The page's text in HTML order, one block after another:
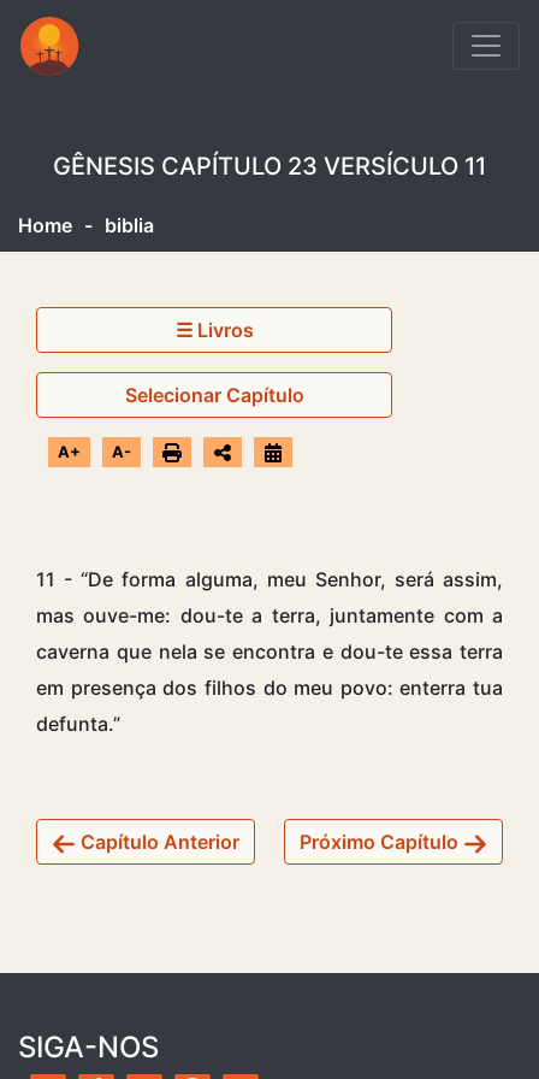
GÊNESIS CAPÍTULO 23 VERSÍCULO 11
Home - biblia
☰ Livros
Selecionar Capítulo
A+ A-
11 - “De forma alguma, meu Senhor, será assim,
mas ouve-me: dou-te a terra, juntamente com a
caverna que nela se encontra e dou-te essa terra
em presença dos filhos do meu povo: enterra tua
defunta.”
Capítulo Anterior Próximo Capítulo
SIGA-NOS